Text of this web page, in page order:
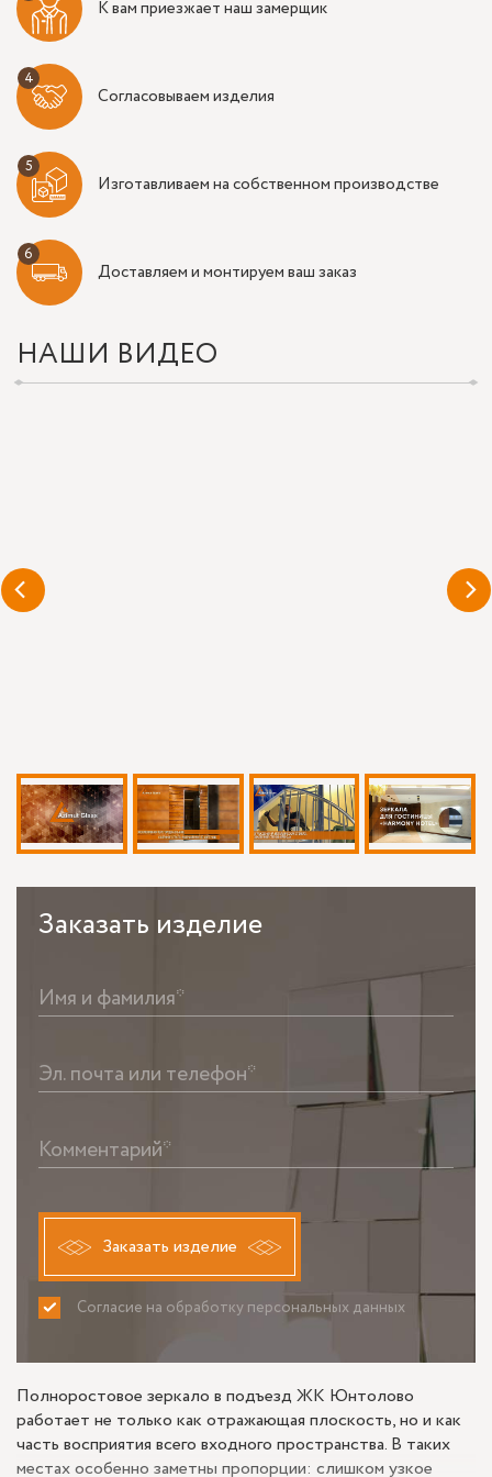
К вам приезжает наш замерщик
Согласовываем изделия
Изготавливаем на собственном производстве
Доставляем и монтируем ваш заказ
НАШИ ВИДЕО
Заказать изделие
Имя и фамилия*
Эл. почта или телефон*
Комментарий*
Заказать изделие
Согласие на обработку персональных данных
ПРИНИМАЮ НЕ ПРИНИМАЮ
Полноростовое зеркало в подъезд ЖК Юнтолово
работает не только как отражающая плоскость, но и как
часть восприятия всего входного пространства. В таких
местах особенно заметны пропорции: слишком узкое